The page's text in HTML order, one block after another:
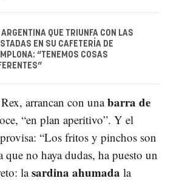
ARGENTINA QUE TRIUNFA CON LAS
EN SU CAFETERÍA DE
“TENEMOS COSAS
arrancan con unabarra de
“en plan aperitivo”. Y el
“Los fritos y pinchos son
que no haya dudas, ha puesto un
lasardina ahumada la